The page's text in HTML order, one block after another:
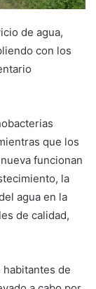
de agua,
con los
que los
funcionan
la
agua en la
de calidad,
de